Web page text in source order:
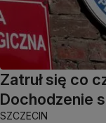
Zatruł się co
Dochodzenie
SZCZECIN